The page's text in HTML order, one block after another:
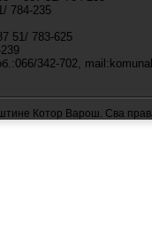
784-235
51/ 783-625
342-702,
Котор Варош. Сва